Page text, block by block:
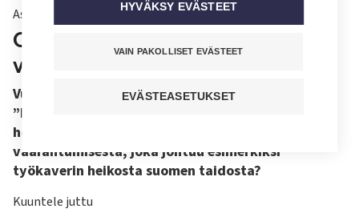
Asiantuntija vastaa
Olenko vastuussa työkaverin
virheestä?
Vuorovastaava on työpaikallani ­vastuussa
”kaikesta”. Voinko joutua vastuuseen
hoitovirheestä tai potilasturvallisuuden
vaarantumisesta, joka johtuu esimerkiksi
työkaverin heikosta suomen taidosta?
Kuuntele juttu
HYVÄKSY EVÄSTEET
VAIN PAKOLLISET EVÄSTEET
EVÄSTEASETUKSET